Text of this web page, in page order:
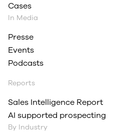
Cases
In Media
Presse
Events
Podcasts
Reports
Sales Intelligence Report
AI supported prospecting
By Industry